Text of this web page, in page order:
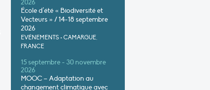
2026
École d’été « Biodiversité et
Vecteurs » / 14-18 septembre
2026
EVÉNEMENTS • CAMARGUE,
FRANCE
15 septembre - 30 novembre
2026
MOOC – Adaptation au
changement climatique avec